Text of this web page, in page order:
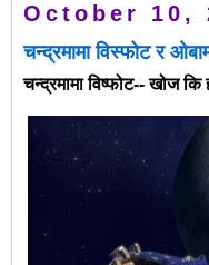
October 10,
चन्द्रमामा विस्फोट र
चन्द्रमामा विष्फोट-- खोज कि